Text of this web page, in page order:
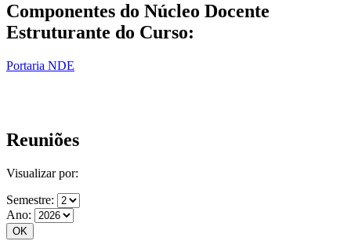
Componentes do Núcleo Docente
Estruturante do Curso:
Portaria NDE
Reuniões
Visualizar por:
Semestre:
Ano: